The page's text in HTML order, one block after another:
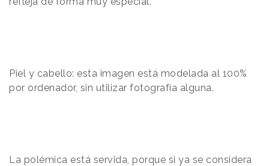
Piel y cabello: esta imagen está modelada al 100%
por ordenador, sin utilizar fotografía alguna.
La polémica está servida, porque si ya se considera